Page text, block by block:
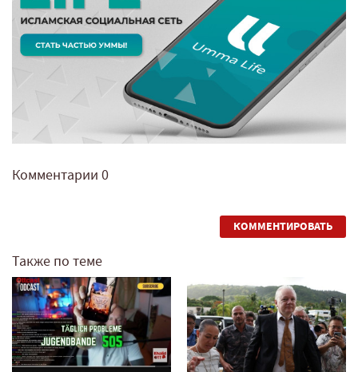
Комментарии 0
КОММЕНТИРОВАТЬ
Также по теме